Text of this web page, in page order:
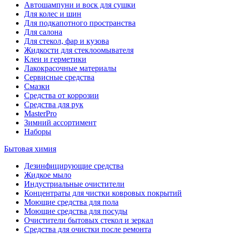
Автошампуни и воск для сушки
Для колес и шин
Для подкапотного пространства
Для салона
Для стекол, фар и кузова
Жидкости для стеклоомывателя
Клеи и герметики
Лакокрасочные материалы
Сервисные средства
Смазки
Средства от коррозии
Средства для рук
MasterPro
Зимний ассортимент
Наборы
Бытовая химия
Дезинфицирующие средства
Жидкое мыло
Индустриальные очистители
Концентраты для чистки ковровых покрытий
Моющие средства для пола
Моющие средства для посуды
Очистители бытовых стекол и зеркал
Средства для очистки после ремонта